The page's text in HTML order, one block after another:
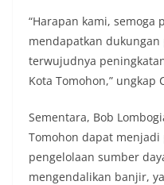
“Harapan kami, semoga
mendapatkan
terwujudnya
Kota Tomohon,” ungkap
Sementara, Bob
Tomohon dapat
pengelolaan sumber
mengendalikan banjir,